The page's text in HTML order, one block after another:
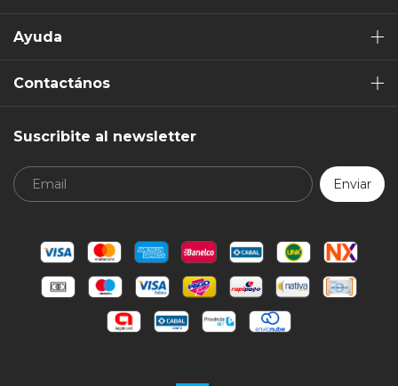
Ayuda
Contactános
Suscribite al newsletter